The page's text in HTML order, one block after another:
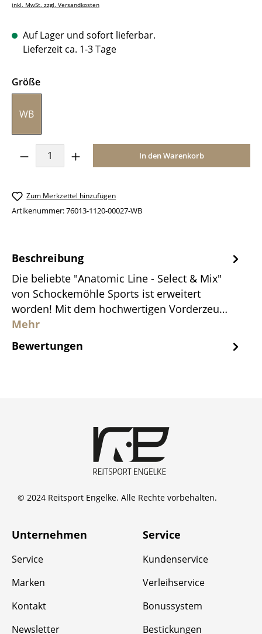
inkl. MwSt. zzgl. Versandkosten
Auf Lager und sofort lieferbar.
Lieferzeit ca. 1-3 Tage
Größeauswählen
WB
Produkt Anzahl: Gib den gewünschten
In den Warenkorb
Zum Merkzettel hinzufügen
Artikenummer:76013-1120-00027-WB
Beschreibung
Die beliebte "Anatomic Line - Select & Mix"
von Schockemöhle Sports ist erweitert
worden! Mit dem hochwertigen Vorderzeu…
Mehr
Bewertungen
© 2024 Reitsport Engelke. Alle Rechte vorbehalten.
Unternehmen
Service
Marken
Kontakt
Newsletter
Service
Kundenservice
Verleihservice
Bonussystem
Bestickungen